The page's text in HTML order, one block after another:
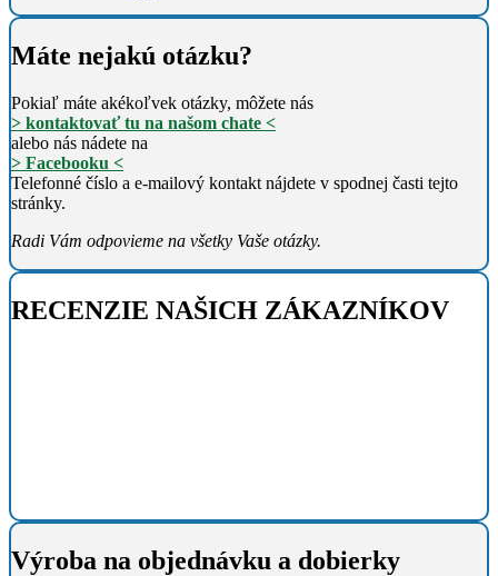
Máte nejakú otázku?
Pokiaľ máte akékoľvek otázky, môžete nás
> kontaktovať tu na našom chate <
alebo nás nádete na
> Facebooku <
Telefonné číslo a e-mailový kontakt nájdete v spodnej časti tejto
stránky.
Radi Vám odpovieme na všetky Vaše otázky.
RECENZIE NAŠICH ZÁKAZNÍKOV
Výroba na objednávku a dobierky